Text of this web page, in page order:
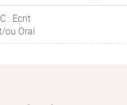
: Ecrit
ou Oral